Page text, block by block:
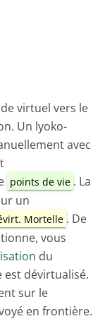
virtuel vers le
Un lyoko-
avec
points de vie . La
un
Mortelle . De
vous
du
dévirtualisé.
sur le
en frontière.